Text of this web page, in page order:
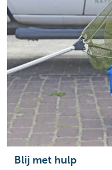
Blij met hulp